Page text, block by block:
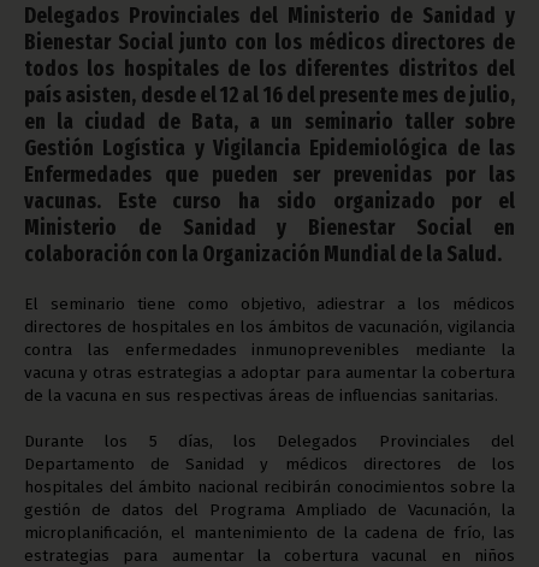
Delegados Provinciales del Ministerio de Sanidad y
Bienestar Social junto con los médicos directores de
todos los hospitales de los diferentes distritos del
país asisten, desde el 12 al 16 del presente mes de julio,
en la ciudad de Bata, a un seminario taller sobre
Gestión Logística y Vigilancia Epidemiológica de las
Enfermedades que pueden ser prevenidas por las
vacunas. Este curso ha sido organizado por el
Ministerio de Sanidad y Bienestar Social en
colaboración con la Organización Mundial de la Salud.
El seminario tiene como objetivo, adiestrar a los médicos
directores de hospitales en los ámbitos de vacunación, vigilancia
contra las enfermedades inmunoprevenibles mediante la
vacuna y otras estrategias a adoptar para aumentar la cobertura
de la vacuna en sus respectivas áreas de influencias sanitarias.
Durante los 5 días, los Delegados Provinciales del
Departamento de Sanidad y médicos directores de los
hospitales del ámbito nacional recibirán conocimientos sobre la
gestión de datos del Programa Ampliado de Vacunación, la
microplanificación, el mantenimiento de la cadena de frío, las
estrategias para aumentar la cobertura vacunal en niños